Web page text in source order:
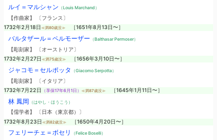
ルイ＝マルシャン （Louis Marchand）
【作曲家】 〔フランス〕
1732年2月18日 ≪満80歳没≫ ［1651年8月13日〜］
バルタザール＝ペルモーザー （Balthasar Permoser）
【彫刻家】 〔オーストリア〕
1732年2月27日 ≪満75歳没≫ ［1656年3月10日〜］
ジャコモ＝セルポッタ （Giacomo Serpotta）
【彫刻家】 〔イタリア〕
1732年7月22日
（享保17年6月1日） ≪満87歳没≫ ［1645年1月11日〜］
林 鳳岡 （はやし・ほうこう）
【儒学者】 〔日本（東京都）〕
1732年8月23日 ≪満82歳没≫ ［1650年4月20日〜］
フェリーチェ＝ボセリ （Felice Boselli）